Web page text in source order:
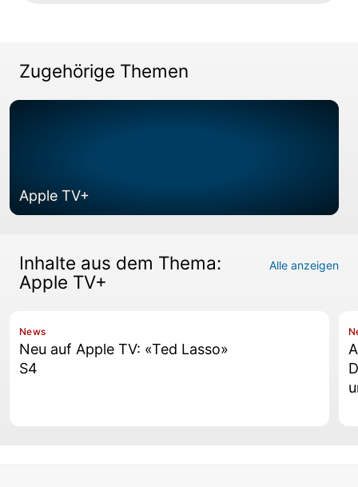
Zugehörige Themen
Apple TV+
Inhalte aus dem Thema:
Apple TV+
Alle anzeigen
News
Neu auf Apple TV: «Ted Lasso»
S4